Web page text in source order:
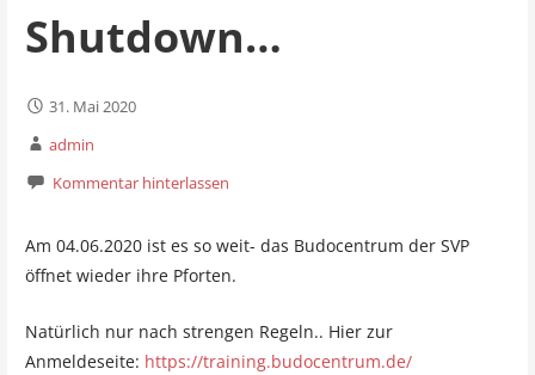
Shutdown…
31. Mai 2020
admin
Kommentar hinterlassen
Am 04.06.2020 ist es so weit- das Budocentrum der SVP
öffnet wieder ihre Pforten.
Natürlich nur nach strengen Regeln.. Hier zur
Anmeldeseite: https://training.budocentrum.de/